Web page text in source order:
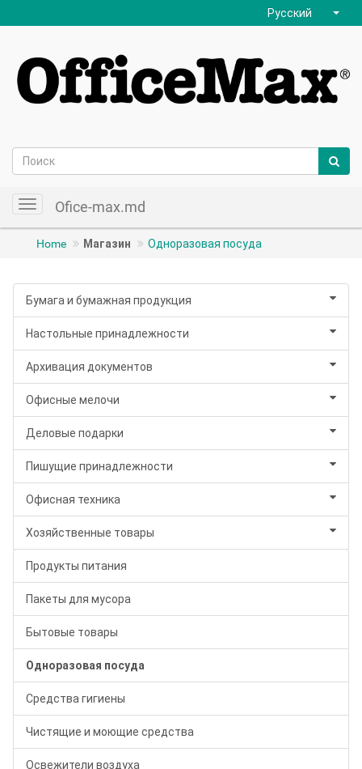
Русский
ToggleOfice-max.md
Home Магазин Одноразовая посуда
Бумага и бумажная продукция
Настольные принадлежности
Архивация документов
Офисные мелочи
Деловые подарки
Пишущие принадлежности
Офисная техника
Хозяйственные товары
Продукты питания
Пакеты для мусора
Бытовые товары
Одноразовая посуда
Средства гигиены
Чистящие и моющие средства
Освежители воздуха